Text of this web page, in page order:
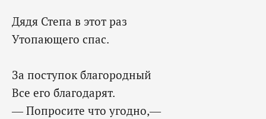
Дядя Степа в этот раз
Утопающего спас.
За поступок благородный
Все его благодарят.
— Попросите что угодно,—